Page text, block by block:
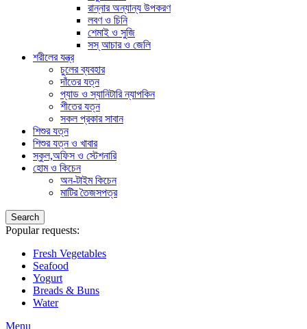
রান্নার অন্যান্য উপকরণ
লবণ ও চিনি
শেমাই ও সুজি
সস্ আচার ও জেলি
শরীলের যন্ত্র
চুলের ব্যবহার
দাঁতের যত্ন
প্যাড ও স্যানিটারি ন্যাপকিন
শীতের যত্ন
সকল প্রকার সাবান
শিশুর যত্ন
শিশুর যত্ন ও খাবার
স্কুল,অফিস ও স্টেশনারি
হোম ও কিচেন
অন-টাইম কিচেন
মাটির তৈজসপত্র
Search
Popular requests:
Fresh Vegetables
Seafood
Yogurt
Breads & Buns
Water
Menu